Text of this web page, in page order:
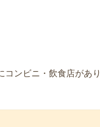
ンビニ・飲食店があり